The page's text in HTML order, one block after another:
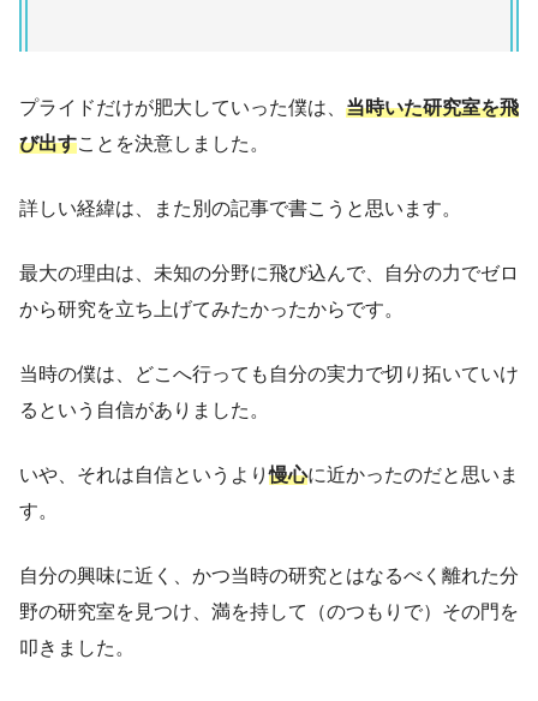
プライドだけが肥大していった僕は、 当時いた研究室を飛
び出すことを決意しました。
詳しい経緯は、また別の記事で書こうと思います。
最大の理由は、未知の分野に飛び込んで、自分の力でゼロ
から研究を立ち上げてみたかったからです。
当時の僕は、どこへ行っても自分の実力で切り拓いていけ
るという自信がありました。
いや、それは自信というより慢心に近かったのだと思いま
す。
自分の興味に近く、かつ当時の研究とはなるべく離れた分
野の研究室を見つけ、満を持して（のつもりで）その門を
叩きました。